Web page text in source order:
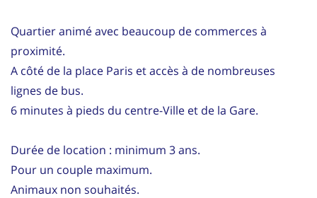
Quartier animé avec beaucoup de commerces à
proximité.
A côté de la place Paris et accès à de nombreuses
lignes de bus.
6 minutes à pieds du centre-Ville et de la Gare.
Durée de location : minimum 3 ans.
Pour un couple maximum.
Animaux non souhaités.